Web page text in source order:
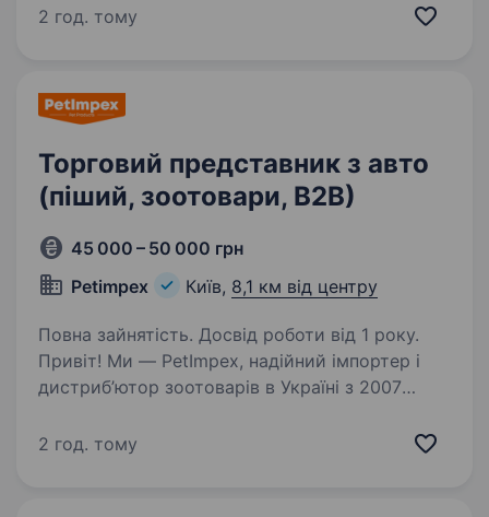
район.Функціональні обов’язки: Виконання
2 год. тому
Торговий представник з авто
(піший, зоотовари, В2В)
45 000 – 50 000 грн
Petimpex
Київ, 8,1 км від центру
Повна зайнятість. Досвід роботи від 1 року.
Привіт! Ми — PetImpex, надійний імпортер і
дистриб’ютор зоотоварів в Україні з 2007
ветеринарним клінікам, онлайн-магазинам,
2 год. тому